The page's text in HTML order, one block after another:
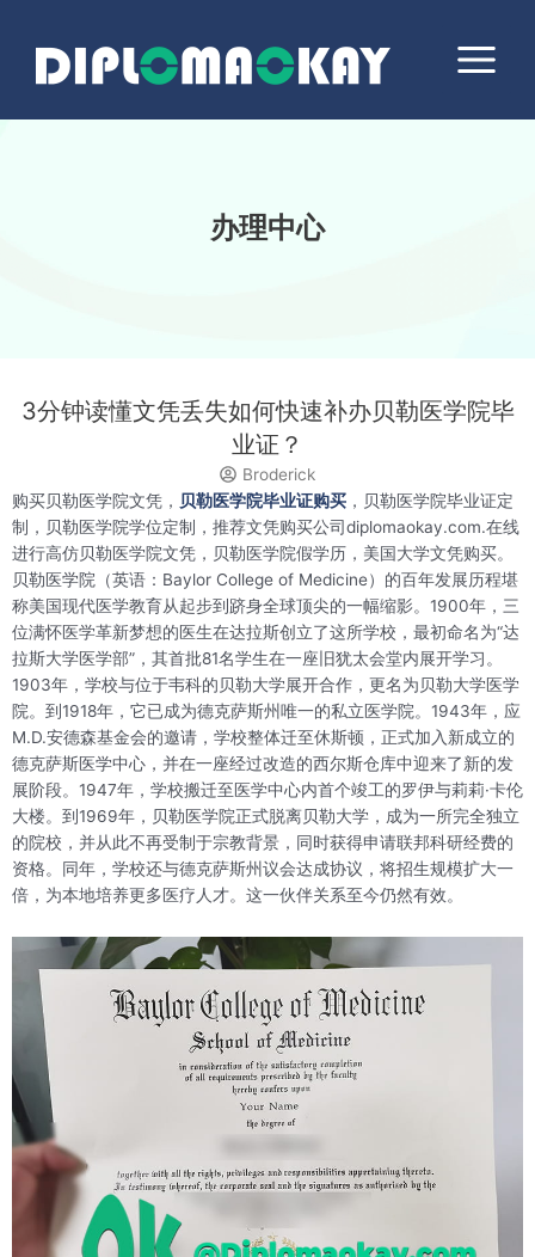
Menu
办理中心
3分钟读懂文凭丢失如何快速补办贝勒医学院毕
业证？
Broderick
购买贝勒医学院文凭， 贝勒医学院毕业证购买 ，贝勒医学院毕业证定
制，贝勒医学院学位定制，推荐文凭购买公司diplomaokay.com.在线
进行高仿贝勒医学院文凭，贝勒医学院假学历，美国大学文凭购买。
贝勒医学院（英语： Baylor College of Medicine）的百年发展历程堪
称美国现代医学教育从起步到跻身全球顶尖的一幅缩影。1900年，三
位满怀医学革新梦想的医生在达拉斯创立了这所学校，最初命名为“达
拉斯大学医学部”，其首批81名学生在一座旧犹太会堂内展开学习。
1903年，学校与位于韦科的贝勒大学展开合作，更名为贝勒大学医学
院。到1918年，它已成为德克萨斯州唯一的私立医学院。1943年，应
M.D.安德森基金会的邀请，学校整体迁至休斯顿，正式加入新成立的
德克萨斯医学中心，并在一座经过改造的西尔斯仓库中迎来了新的发
展阶段。1947年，学校搬迁至医学中心内首个竣工的罗伊与莉莉·卡伦
大楼。到1969年，贝勒医学院正式脱离贝勒大学，成为一所完全独立
的院校，并从此不再受制于宗教背景，同时获得申请联邦科研经费的
资格。同年，学校还与德克萨斯州议会达成协议，将招生规模扩大一
倍，为本地培养更多医疗人才。这一伙伴关系至今仍然有效。